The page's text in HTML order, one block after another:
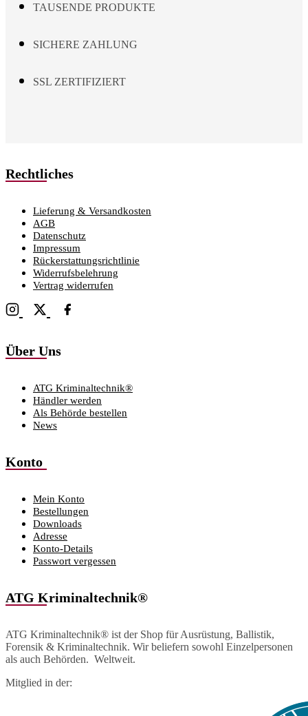
TAUSENDE PRODUKTE
SICHERE ZAHLUNG
SSL ZERTIFIZIERT
Rechtliches
Lieferung & Versandkosten
AGB
Datenschutz
Impressum
Rückerstattungsrichtlinie
Widerrufsbelehrung
Vertrag widerrufen
Über Uns
ATG Kriminaltechnik®
Händler werden
Als Behörde bestellen
News
Konto
Mein Konto
Bestellungen
Downloads
Adresse
Konto-Details
Passwort vergessen
ATG Kriminaltechnik®
ATG Kriminaltechnik® ist der Shop für Ausrüstung, Ballistik,
Forensik & Kriminaltechnik. Wir beliefern sowohl Einzelpersonen
als auch Behörden. Weltweit.
Mitglied in der: